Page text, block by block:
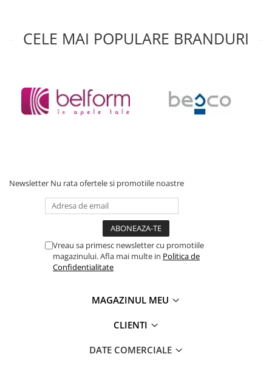
CELE MAI POPULARE BRANDURI
Newsletter Nu rata ofertele si promotiile noastre
Vreau sa primesc newsletter cu promotiile
magazinului. Afla mai multe in Politica de
Confidentialitate
MAGAZINUL MEU
CLIENTI
DATE COMERCIALE